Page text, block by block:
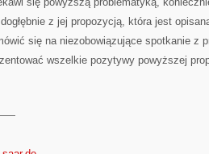
z jej propozycją, która jest
się na niezobowiązujące spotkanie z
wszelkie pozytywy powyższej